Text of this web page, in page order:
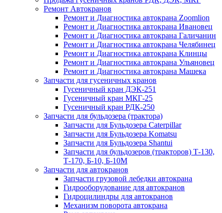
Ремонт Автокранов
Ремонт и Диагностика автокрана Zoomlion
Ремонт и Диагностика автокрана Ивановец
Ремонт и Диагностика автокрана Галичанин
Ремонт и Диагностика автокрана Челябинец
Ремонт и Диагностика автокрана Клинцы
Ремонт и Диагностика автокрана Ульяновец
Ремонт и Диагностика автокрана Машека
Запчасти для гусеничных кранов
Гусеничный кран ДЭК-251
Гусеничный кран МКГ-25
Гусеничный кран РДК-250
Запчасти для бульдозера (трактора)
Запчасти для Бульдозера Caterpillar
Запчасти для Бульдозера Komatsu
Запчасти для Бульдозера Shantui
Запчасти для бульдозеров (тракторов) Т-130,
Т-170, Б-10, Б-10М
Запчасти для автокранов
Запчасти грузовой лебедки автокрана
Гидрооборудование для автокранов
Гидроцилиндры для автокранов
Механизм поворота автокрана